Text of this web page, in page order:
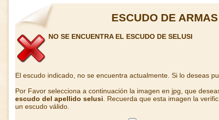
ESCUDO DE
NO SE ENCUENTRA EL ESCUDO DE SELUSI
El escudo indicado, no se encuentra actualmente. Si lo deseas
Por Favor selecciona a continuación la imagen en jpg, que
escudo del apellido selusi . Recuerda que esta imagen la
un escudo válido.